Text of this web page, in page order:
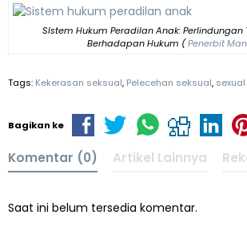
SIstem Hukum Peradilan Anak:
Berhadapan Hukum (Penerbit
Tags: Kekerasan seksual, Pelecehan seksual,
Bagikan ke
Komentar (0) Artikel Lainnya
Saat ini belum tersedia komentar.